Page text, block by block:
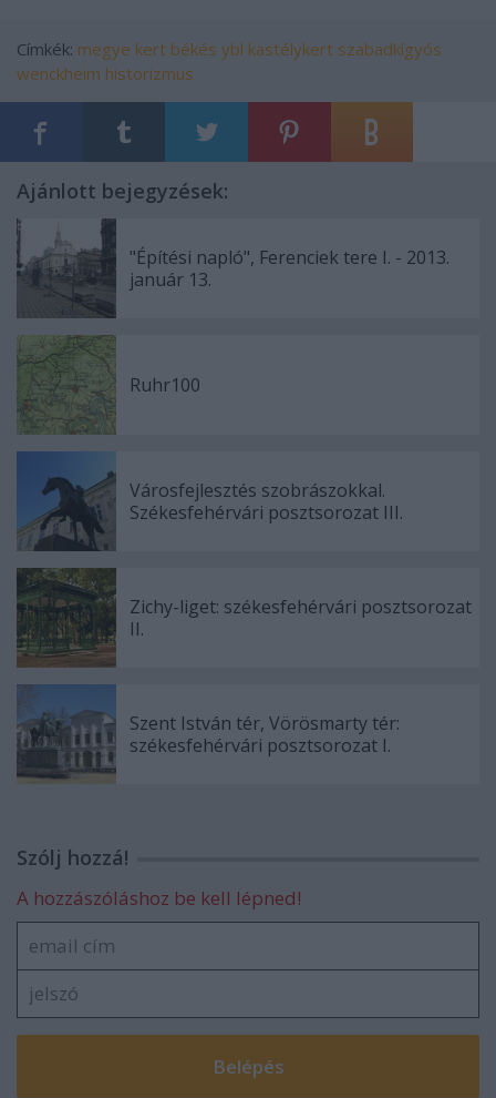
Címkék: megye kert békés ybl kastélykert szabadkígyós
wenckheim historizmus
Ajánlott bejegyzések:
"Építési napló", Ferenciek tere I. - 2013.
január 13.
Ruhr100
Városfejlesztés szobrászokkal.
Székesfehérvári posztsorozat III.
Zichy-liget: székesfehérvári posztsorozat
II.
Szent István tér, Vörösmarty tér:
székesfehérvári posztsorozat I.
Szólj hozzá!
A hozzászóláshoz be kell lépned!